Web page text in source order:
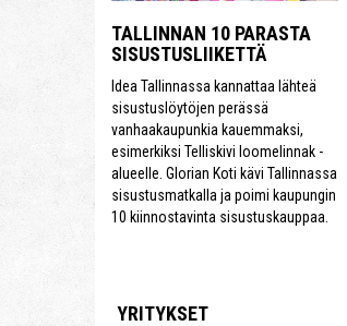
TALLINNAN 10 PARASTA
SISUSTUSLIIKETTÄ
Idea Tallinnassa kannattaa lähteä
sisustuslöytöjen perässä
vanhaakaupunkia kauemmaksi,
esimerkiksi Telliskivi loomelinnak -
alueelle. Glorian Koti kävi Tallinnassa
sisustusmatkalla ja poimi kaupungin
10 kiinnostavinta sisustuskauppaa.
YRITYKSET